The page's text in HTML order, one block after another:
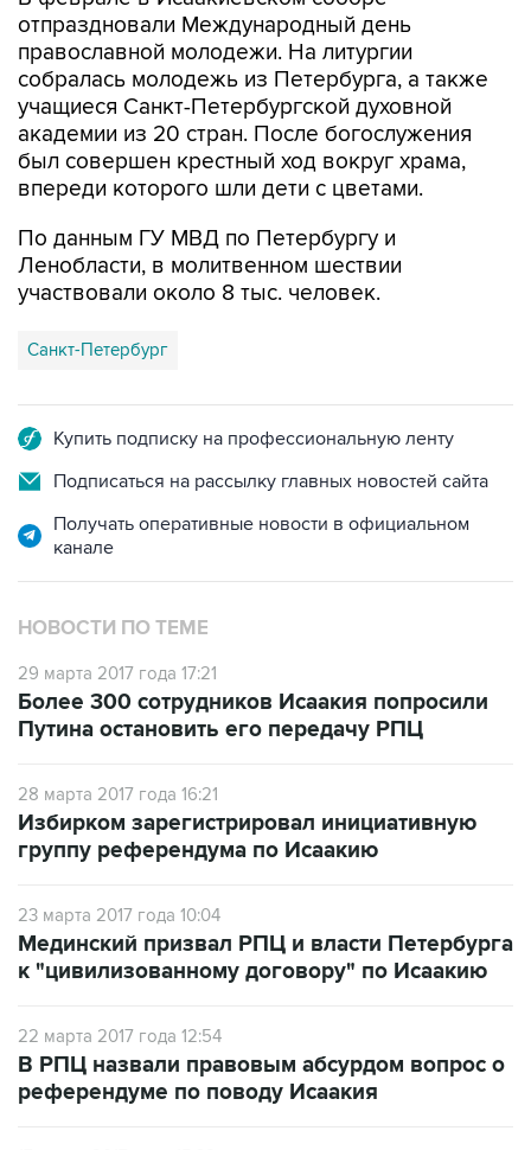
отпраздновали Международный день
православной молодежи. На литургии
собралась молодежь из Петербурга, а также
учащиеся Санкт-Петербургской духовной
академии из 20 стран. После богослужения
был совершен крестный ход вокруг храма,
впереди которого шли дети с цветами.
По данным ГУ МВД по Петербургу и
Ленобласти, в молитвенном шествии
участвовали около 8 тыс. человек.
Санкт-Петербург
Купить подписку на профессиональную ленту
Подписаться на рассылку главных новостей сайта
Получать оперативные новости в официальном
канале
НОВОСТИ ПО ТЕМЕ
29 марта 2017 года 17:21
Более 300 сотрудников Исаакия попросили
Путина остановить его передачу РПЦ
28 марта 2017 года 16:21
Избирком зарегистрировал инициативную
группу референдума по Исаакию
23 марта 2017 года 10:04
Мединский призвал РПЦ и власти Петербурга
к "цивилизованному договору" по Исаакию
22 марта 2017 года 12:54
В РПЦ назвали правовым абсурдом вопрос о
референдуме по поводу Исаакия